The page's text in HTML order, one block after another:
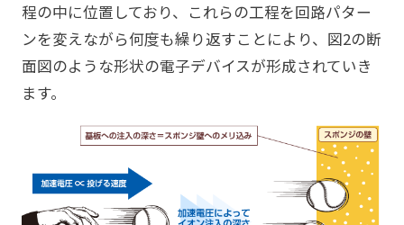
程の中に位置しており、これらの工程を回路パター
ンを変えながら何度も繰り返すことにより、図2の断
面図のような形状の電子デバイスが形成されていき
ます。